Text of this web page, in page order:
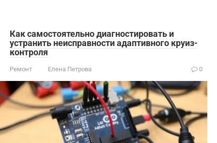
Как самостоятельно диагностировать и
устранить неисправности адаптивного круиз-
контроля
Ремонт Елена Петрова 0